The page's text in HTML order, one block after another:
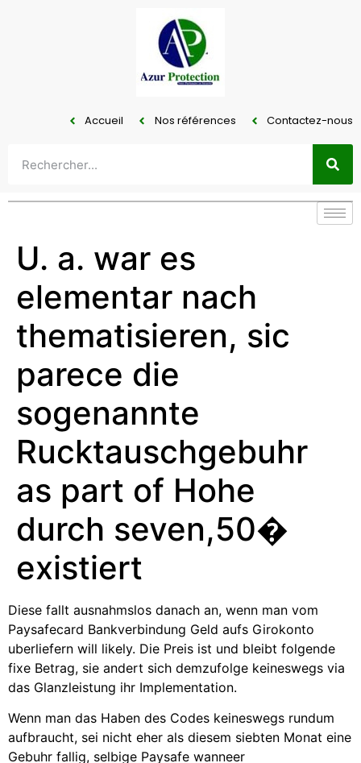
Accueil Nos références Contactez-nous
U. a. war es
elementar nach
thematisieren, sic
parece die
sogenannte
Rucktauschgebuhr
as part of Hohe
durch seven,50�
existiert
Diese fallt ausnahmslos danach an, wenn man vom
Paysafecard Bankverbindung Geld aufs Girokonto
uberliefern will likely. Die Preis ist und bleibt folgende
fixe Betrag, sie andert sich demzufolge keineswegs via
das Glanzleistung ihr Implementation.
Wenn man das Haben des Codes keineswegs rundum
aufbraucht, sei nicht eher als diesem siebten Monat eine
Gebuhr fallig, selbige Paysafe wanneer